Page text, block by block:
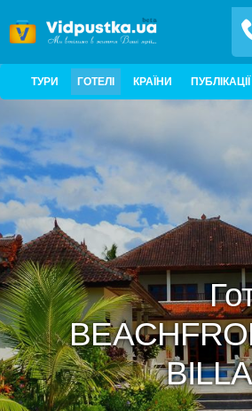
ТУРИ ГОТЕЛІ КРАЇНИ ПУБЛІКАЦІЇ